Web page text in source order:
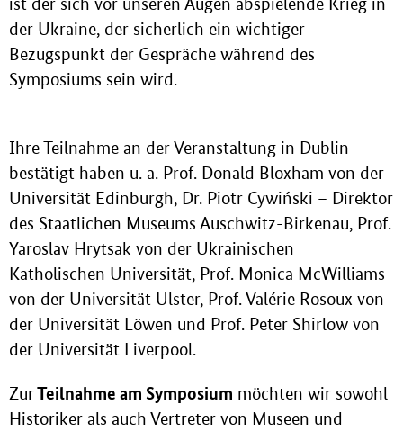
der Ukraine, der sicherlich ein wichtiger
Bezugspunkt der Gespräche während des
Symposiums sein wird.
Ihre Teilnahme an der Veranstaltung in Dublin
bestätigt haben u. a. Prof. Donald Bloxham von der
Universität Edinburgh, Dr. Piotr Cywiński – Direktor
des Staatlichen Museums Auschwitz-Birkenau, Prof.
Yaroslav Hrytsak von der Ukrainischen
Katholischen Universität, Prof. Monica McWilliams
von der Universität Ulster, Prof. Valérie Rosoux von
der Universität Löwen und Prof. Peter Shirlow von
der Universität Liverpool.
ZurTeilnahme am Symposium möchten wir sowohl
Historiker als auch Vertreter von Museen und